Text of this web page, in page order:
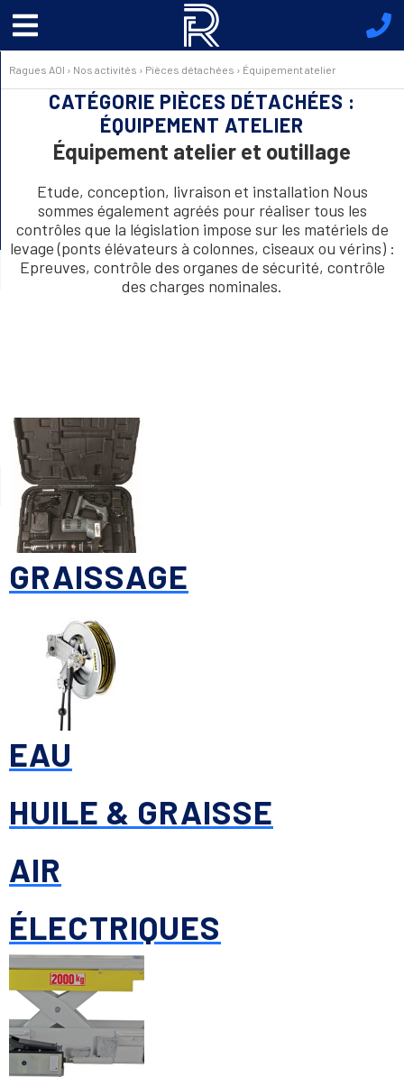
Menu
principal
Ragues AOI › Nos activités › Pièces détachées › Équipement atelier
CATÉGORIE PIÈCES DÉTACHÉES :
ÉQUIPEMENT ATELIER
Équipement atelier et outillage
Etude, conception, livraison et installation Nous
sommes également agréés pour réaliser tous les
contrôles que la législation impose sur les matériels de
levage (ponts élévateurs à colonnes, ciseaux ou vérins) :
Epreuves, contrôle des organes de sécurité, contrôle
des charges nominales.
GRAISSAGE
EAU
HUILE & GRAISSE
AIR
ÉLECTRIQUES